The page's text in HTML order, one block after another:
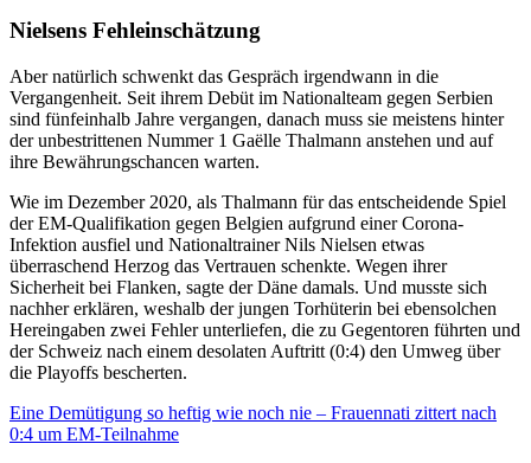
Nielsens Fehleinschätzung
Aber natürlich schwenkt das Gespräch irgendwann in die
Vergangenheit. Seit ihrem Debüt im Nationalteam gegen Serbien
sind fünfeinhalb Jahre vergangen, danach muss sie meistens hinter
der unbestrittenen Nummer 1 Gaëlle Thalmann anstehen und auf
ihre Bewährungschancen warten.
Wie im Dezember 2020, als Thalmann für das entscheidende Spiel
der EM-Qualifikation gegen Belgien aufgrund einer Corona-
Infektion ausfiel und Nationaltrainer Nils Nielsen etwas
überraschend Herzog das Vertrauen schenkte. Wegen ihrer
Sicherheit bei Flanken, sagte der Däne damals. Und musste sich
nachher erklären, weshalb der jungen Torhüterin bei ebensolchen
Hereingaben zwei Fehler unterliefen, die zu Gegentoren führten und
der Schweiz nach einem desolaten Auftritt (0:4) den Umweg über
die Playoffs bescherten.
Eine Demütigung so heftig wie noch nie – Frauennati zittert nach
0:4 um EM-Teilnahme